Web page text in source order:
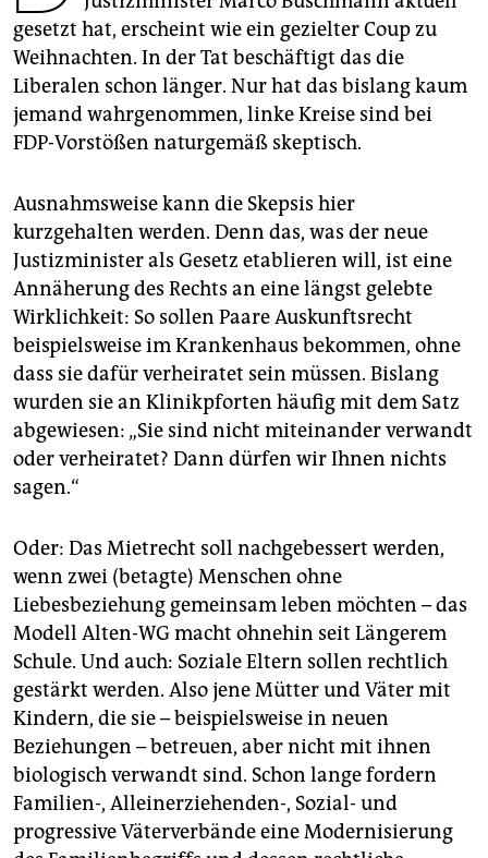
epaper login
gesetzt hat, erscheint wie ein gezielter Coup zu
Weihnachten. In der Tat beschäftigt das die
Liberalen schon länger. Nur hat das bislang kaum
jemand wahrgenommen, linke Kreise sind bei
FDP-Vorstößen naturgemäß skeptisch.
Ausnahmsweise kann die Skepsis hier
kurzgehalten werden. Denn das, was der neue
Justizminister als Gesetz etablieren will, ist eine
Annäherung des Rechts an eine längst gelebte
Wirklichkeit: So sollen Paare Auskunftsrecht
beispielsweise im Krankenhaus bekommen, ohne
dass sie dafür verheiratet sein müssen. Bislang
wurden sie an Klinikpforten häufig mit dem Satz
abgewiesen: „Sie sind nicht miteinander verwandt
oder verheiratet? Dann dürfen wir Ihnen nichts
sagen.“
Oder: Das Mietrecht soll nachgebessert werden,
wenn zwei (betagte) Menschen ohne
Liebesbeziehung gemeinsam leben möchten – das
Modell Alten-WG macht ohnehin seit Längerem
Schule. Und auch: Soziale Eltern sollen rechtlich
gestärkt werden. Also jene Mütter und Väter mit
Kindern, die sie – beispielsweise in neuen
Beziehungen – betreuen, aber nicht mit ihnen
biologisch verwandt sind. Schon lange fordern
Familien-, Alleinerziehenden-, Sozial- und
progressive Väterverbände eine Modernisierung